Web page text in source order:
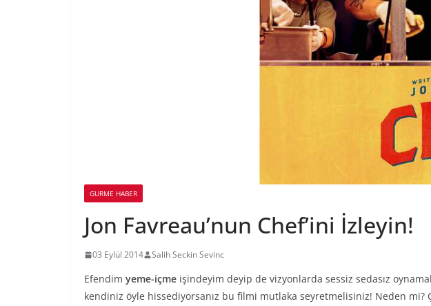
GURME HABER
Jon Favreau’nun Chef’ini İzleyin!
03 Eylül 2014 Salih Seckin Sevinc
Efendim yeme-içme işindeyim deyip de vizyonlarda sessiz sedasız
kendiniz öyle hissediyorsanız bu filmi mutlaka seyretmelisiniz! Neden